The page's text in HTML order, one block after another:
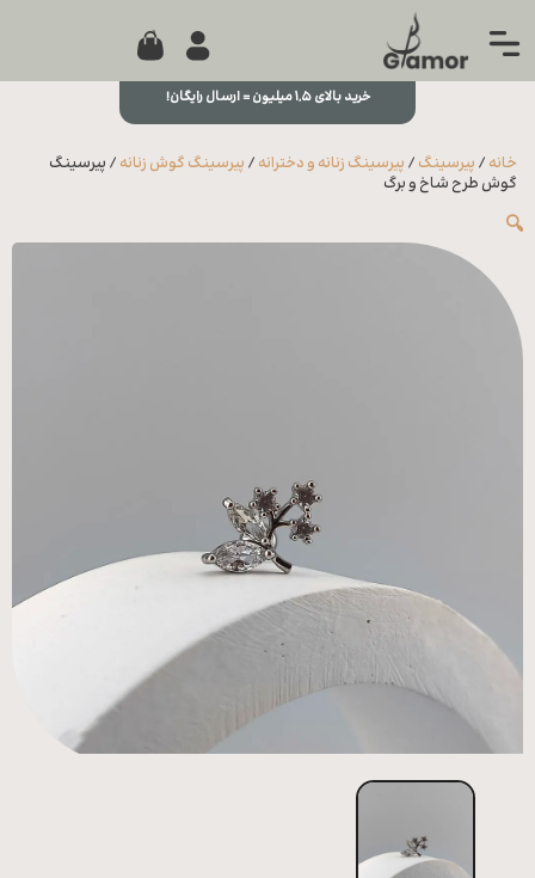
جستجو...
مجله
محصولات
زیورآلات
ورشو
0
خرید بالای ۱,۵ میلیون = ارسال رایگان!
خانه / پیرسینگ / پیرسینگ زنانه و دخترانه / پیرسینگ گوش زنانه / پیرسینگ
گوش طرح شاخ و برگ
🔍